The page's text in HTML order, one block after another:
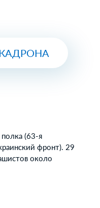
(63-я
фронт). 29
около